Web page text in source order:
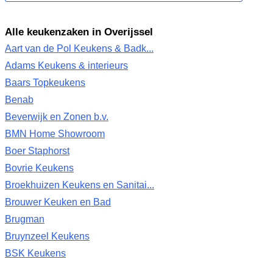
Alle keukenzaken in Overijssel
Aart van de Pol Keukens & Badk...
Adams Keukens & interieurs
Baars Topkeukens
Benab
Beverwijk en Zonen b.v.
BMN Home Showroom
Boer Staphorst
Bovrie Keukens
Broekhuizen Keukens en Sanitai...
Brouwer Keuken en Bad
Brugman
Bruynzeel Keukens
BSK Keukens